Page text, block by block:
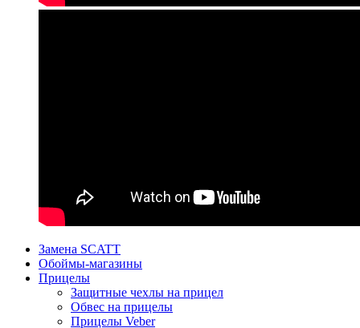
Замена SCATT
Обоймы-магазины
Прицелы
Защитные чехлы на прицел
Обвес на прицелы
Прицелы Veber